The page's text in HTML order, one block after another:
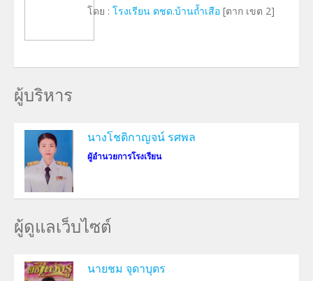
โดย : โรงเรียน ตชด.บ้านถ้ำเสือ [ตาก เขต 2]
ผู้บริหาร
นางโชติกาญจน์ รศพล
ผูัอำนวยการโรงเรียน
ผู้ดูแลเว็บไซต์
นายชม จุดาบุตร